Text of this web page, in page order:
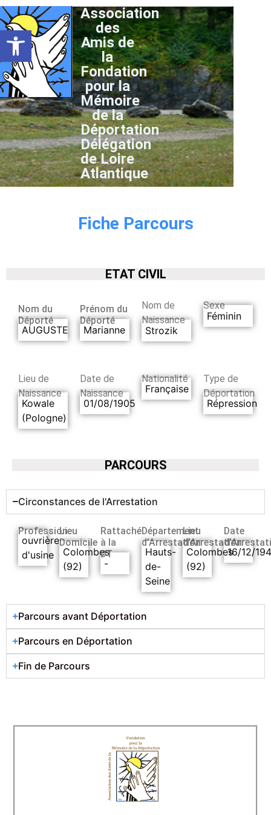
Ouvrir la barre d’outils
Association
des
Amis de
la
Fondation
pour la
Mémoire
de la
Déportation
Délégation
de Loire
Atlantique
Fiche Parcours
ETAT CIVIL
Nom du
Déporté
AUGUSTE
Prénom du
Déporté
Marianne
Nom de
Naissance
Strozik
Sexe
Féminin
Lieu de
Naissance
Kowale
(Pologne)
Date de
Naissance
01/08/1905
Nationalité
Française
Type de
Déportation
Répression
PARCOURS
Circonstances de l'Arrestation
Profession
ouvrière
d'usine
Lieu
Domicile
Colombes
(92)
Rattaché
à la
DT
-
Département
d’Arrestation
Hauts-
de-
Seine
Lieu
d’Arrestation
Colombes
(92)
Date
16/12/
Parcours avant Déportation
Parcours en Déportation
Fin de Parcours